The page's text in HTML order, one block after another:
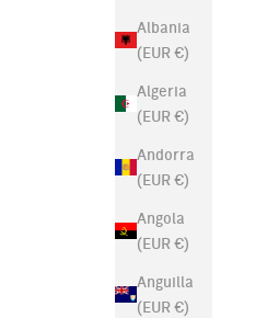
Albania
(EUR €)
Algeria
(EUR €)
Andorra
(EUR €)
Angola
(EUR €)
Anguilla
(EUR €)